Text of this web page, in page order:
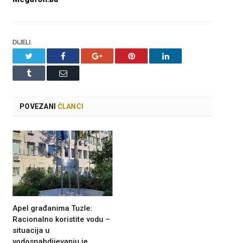
DIJELI.
Facebook Google+ Pinterest LinkedIn
Tumblr Email
POVEZANI ČLANCI
Apel građanima Tuzle:
Racionalno koristite vodu –
situacija u